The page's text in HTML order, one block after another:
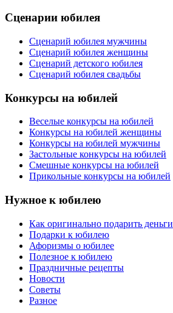
Сценарии юбилея
Сценарий юбилея мужчины
Сценарий юбилея женщины
Сценарий детского юбилея
Сценарий юбилея свадьбы
Конкурсы на юбилей
Веселые конкурсы на юбилей
Конкурсы на юбилей женщины
Конкурсы на юбилей мужчины
Застольные конкурсы на юбилей
Смешные конкурсы на юбилей
Прикольные конкурсы на юбилей
Нужное к юбилею
Как оригинально подарить деньги
Подарки к юбилею
Афоризмы о юбилее
Полезное к юбилею
Праздничные рецепты
Новости
Советы
Разное